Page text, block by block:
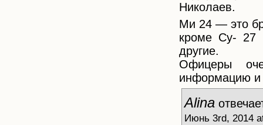
Николаев.
Ми 24 — это
кроме Су- 27
другие.
Офицеры
информацию и
Alina
Июнь 3rd, 2014